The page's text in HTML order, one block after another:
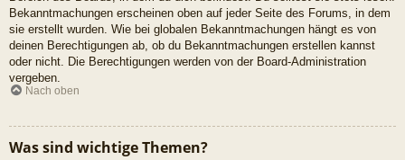
Bekanntmachungen erscheinen oben auf jeder Seite des Forums, in dem
sie erstellt wurden. Wie bei globalen Bekanntmachungen hängt es von
deinen Berechtigungen ab, ob du Bekanntmachungen erstellen kannst
oder nicht. Die Berechtigungen werden von der Board-Administration
vergeben.
Nach oben
Was sind wichtige Themen?